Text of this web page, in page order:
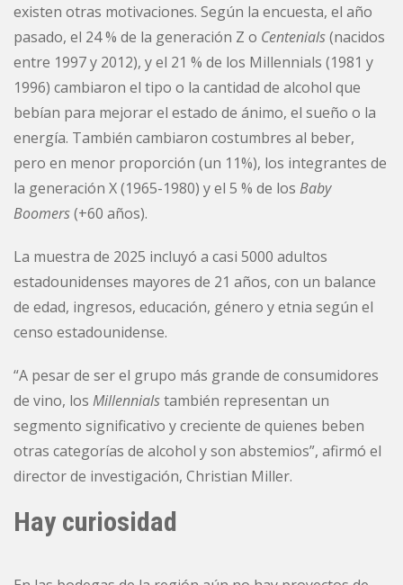
existen otras motivaciones. Según la encuesta, el año
pasado, el 24 % de la generación Z o Centenials(nacidos
entre 1997 y 2012), y el 21 % de los Millennials (1981 y
1996) cambiaron el tipo o la cantidad de alcohol que
bebían para mejorar el estado de ánimo, el sueño o la
energía. También cambiaron costumbres al beber,
pero en menor proporción (un 11%), los integrantes de
la generación X (1965-1980) y el 5 % de los Baby
Boomers(+60 años).
La muestra de 2025 incluyó a casi 5000 adultos
estadounidenses mayores de 21 años, con un balance
de edad, ingresos, educación, género y etnia según el
censo estadounidense.
“A pesar de ser el grupo más grande de consumidores
de vino, los Millennialstambién representan un
segmento significativo y creciente de quienes beben
otras categorías de alcohol y son abstemios”, afirmó el
director de investigación, Christian Miller.
Hay curiosidad